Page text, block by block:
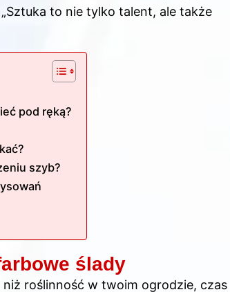
to nie tylko talent, ale także
pod ręką?
szyb?
ślady
niż roślinność w twoim ogrodzie, czas